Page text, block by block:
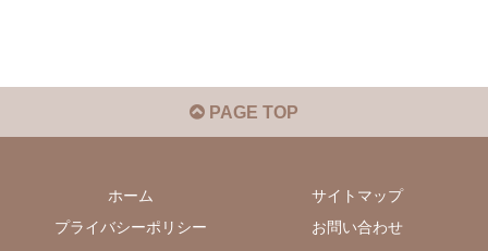
PAGE TOP
ホーム
サイトマップ
プライバシーポリシー
お問い合わせ